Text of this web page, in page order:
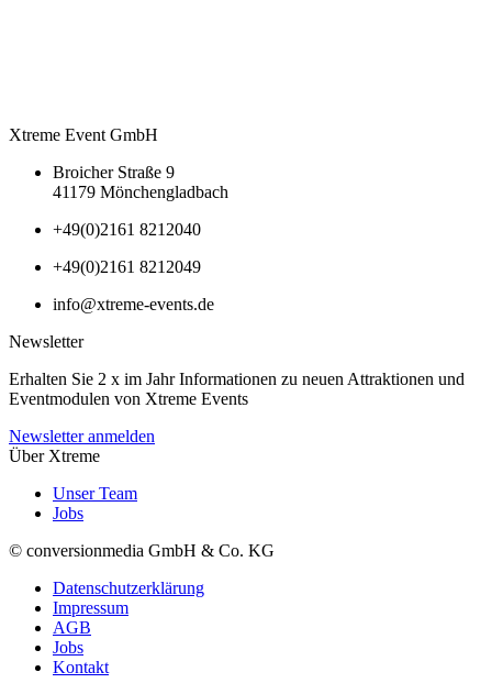
Xtreme Event GmbH
Broicher Straße 9
41179 Mönchengladbach
+49(0)2161 8212040
+49(0)2161 8212049
info@xtreme-events.de
Newsletter
Erhalten Sie 2 x im Jahr Informationen zu neuen Attraktionen und
Eventmodulen von Xtreme Events
Newsletter anmelden
Über Xtreme
Unser Team
Jobs
© conversionmedia GmbH & Co. KG
Datenschutzerklärung
Impressum
AGB
Jobs
Kontakt